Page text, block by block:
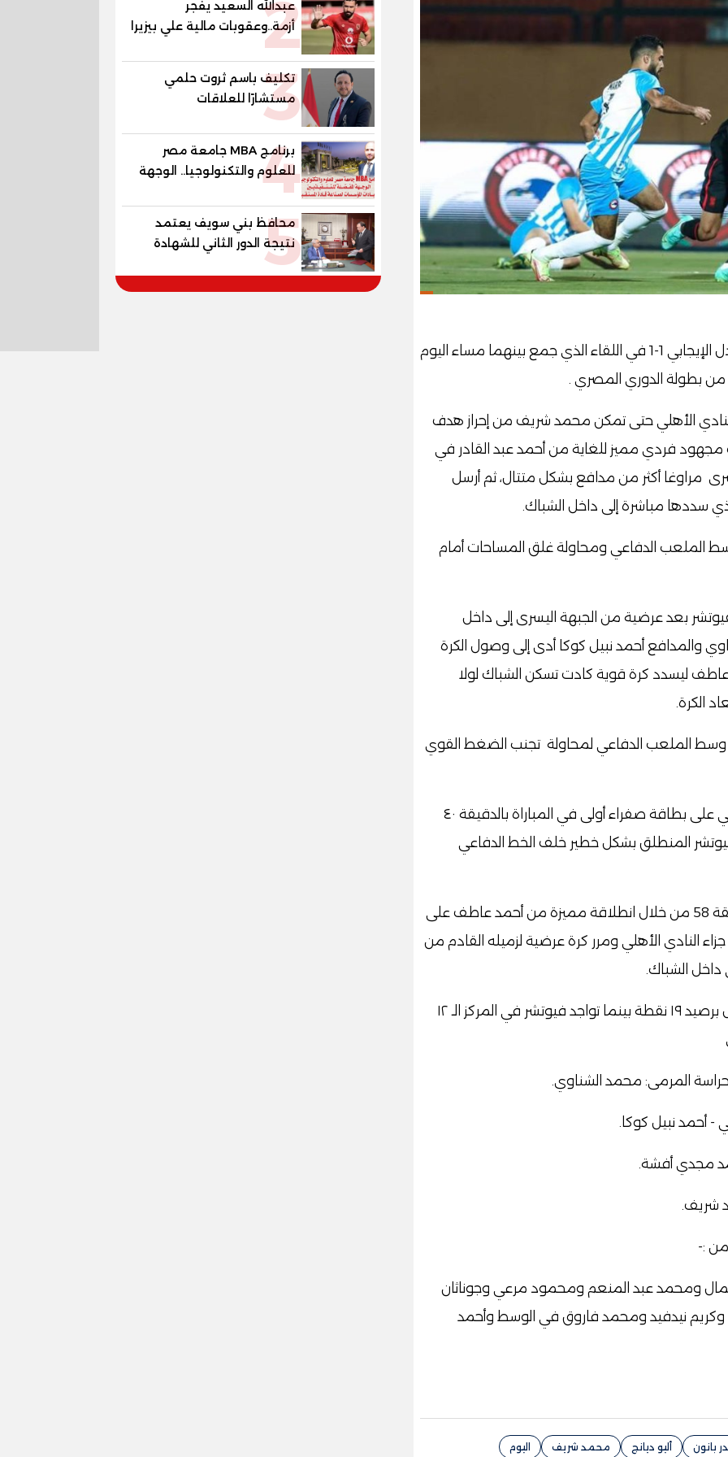
انتهت أحداث مباراة الأهلي وفيوتشر بالتعادل الإيجابي 1-1 في اللقاء الذي جمع بينهما مساء اليوم
بطولة الدوري المصري
الأهلي حتى تمكن محمد شريف من إحراز هدف
مجهود فردي مميز للغاية من أحمد عبد القادر في
مراوغا أكثر من مدافع بشكل متتال، ثم أرسل
سددها مباشرة إلى داخل الشباك
الملعب الدفاعي ومحاولة غلق المساحات أمام
محقق لفيوتشر بعد عرضية من الجبهة اليسرى إلى داخل
والمدافع أحمد نبيل كوكا أدى إلى وصول الكرة
ليسدد كرة قوية كادت تسكن الشباك لولا
الكرة
وسط الملعب الدفاعي لمحاولة تجنب الضغط القوي
وحصل محمد الشناوي حارس النادي الأهلي على بطاقة صفراء أولى في المباراة بالدقيقة ٤٠
المنطلق بشكل خطير خلف الخط الدفاعي
وأحرز نيدفيد هدف تعادل فيوتشر في الدقيقة 58 من خلال انطلاقة مميزة من أحمد عاطف على
النادي الأهلي ومرر كرة عرضية لزميله القادم من
داخل الشباك
وبهذه النتيجة تواجد الأهلي في المركز الأول برصيد ١٩ نقطة بينما تواجد فيوتشر في المركز الـ ١٢
المرمى: محمد الشناوي
- أحمد نبيل كوكا
مجدي أفشة
شريف
من :-
ومحمد عبد المنعم ومحمود مرعي وجوناثان
وكريم نيدفيد ومحمد فاروق في الوسط وأحمد
بانون أليو ديانج محمد شريف اليوم
2
عبدالله السعيد يفجر
أزمة..وعقوبات مالية علي بيزيرا
وبانزا
3
تكليف باسم ثروت حلمي
مستشارًا للعلاقات
الدبلوماسية وعضوًا بالهيئة
الاستشارية العليا لمنظمة
«جاد جمينت يوإن»
4
برنامج MBA جامعة مصر
للعلوم والتكنولوجيا.. الوجهة
المفضلة للتنفيذيين وقيادات
المؤسسات لصناعة قادة
المستقبل
5
محافظ بني سويف يعتمد
نتيجة الدور الثاني للشهادة
الإعدادية العامة بنسبة